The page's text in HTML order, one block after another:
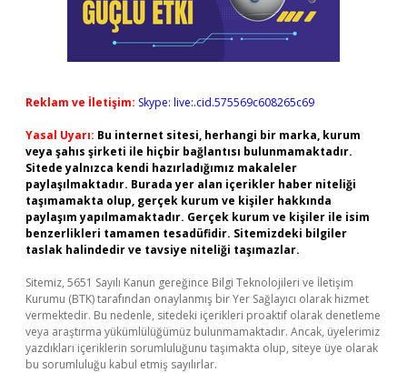
Reklam ve İletişim: Skype: live:.cid.575569c608265c69
Yasal Uyarı: Bu internet sitesi, herhangi bir marka, kurum
veya şahıs şirketi ile hiçbir bağlantısı bulunmamaktadır.
Sitede yalnızca kendi hazırladığımız makaleler
paylaşılmaktadır. Burada yer alan içerikler haber niteliği
taşımamakta olup, gerçek kurum ve kişiler hakkında
paylaşım yapılmamaktadır. Gerçek kurum ve kişiler ile isim
benzerlikleri tamamen tesadüfidir. Sitemizdeki bilgiler
taslak halindedir ve tavsiye niteliği taşımazlar.
Sitemiz, 5651 Sayılı Kanun gereğince Bilgi Teknolojileri ve İletişim
Kurumu (BTK) tarafından onaylanmış bir Yer Sağlayıcı olarak hizmet
vermektedir. Bu nedenle, sitedeki içerikleri proaktif olarak denetleme
veya araştırma yükümlülüğümüz bulunmamaktadır. Ancak, üyelerimiz
yazdıkları içeriklerin sorumluluğunu taşımakta olup, siteye üye olarak
bu sorumluluğu kabul etmiş sayılırlar.